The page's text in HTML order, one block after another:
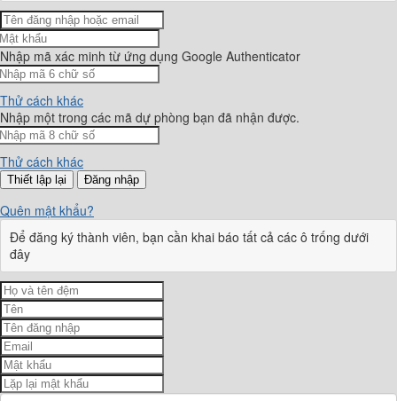
Nhập mã xác minh từ ứng dụng Google Authenticator
Thử cách khác
Nhập một trong các mã dự phòng bạn đã nhận được.
Thử cách khác
Đăng nhập
Quên mật khẩu?
Để đăng ký thành viên, bạn cần khai báo tất cả các ô trống dưới
đây